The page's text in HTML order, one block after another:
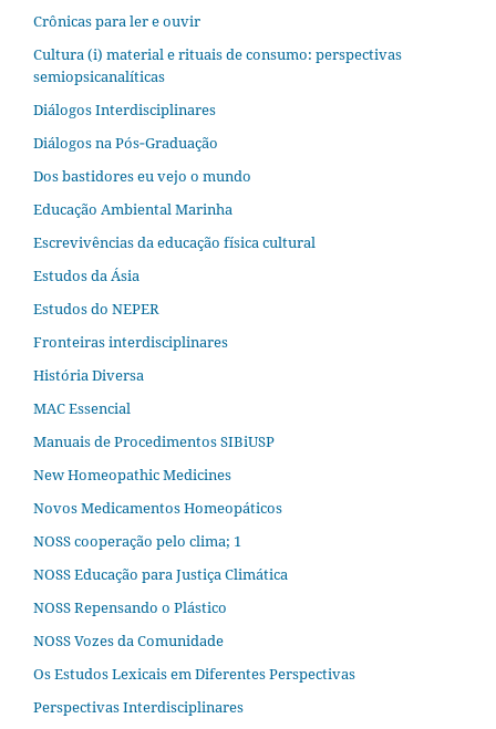
Crônicas para ler e ouvir
Cultura (i) material e rituais de consumo: perspectivas
semiopsicanalíticas
Diálogos Interdisciplinares
Diálogos na Pós‐Graduação
Dos bastidores eu vejo o mundo
Educação Ambiental Marinha
Escrevivências da educação física cultural
Estudos da Ásia​
Estudos do NEPER
Fronteiras interdisciplinares
História Diversa
MAC Essencial
Manuais de Procedimentos SIBiUSP
New Homeopathic Medicines
Novos Medicamentos Homeopáticos
NOSS cooperação pelo clima; 1
NOSS Educação para Justiça Climática
NOSS Repensando o Plástico
NOSS Vozes da Comunidade
Os Estudos Lexicais em Diferentes Perspectivas
Perspectivas Interdisciplinares